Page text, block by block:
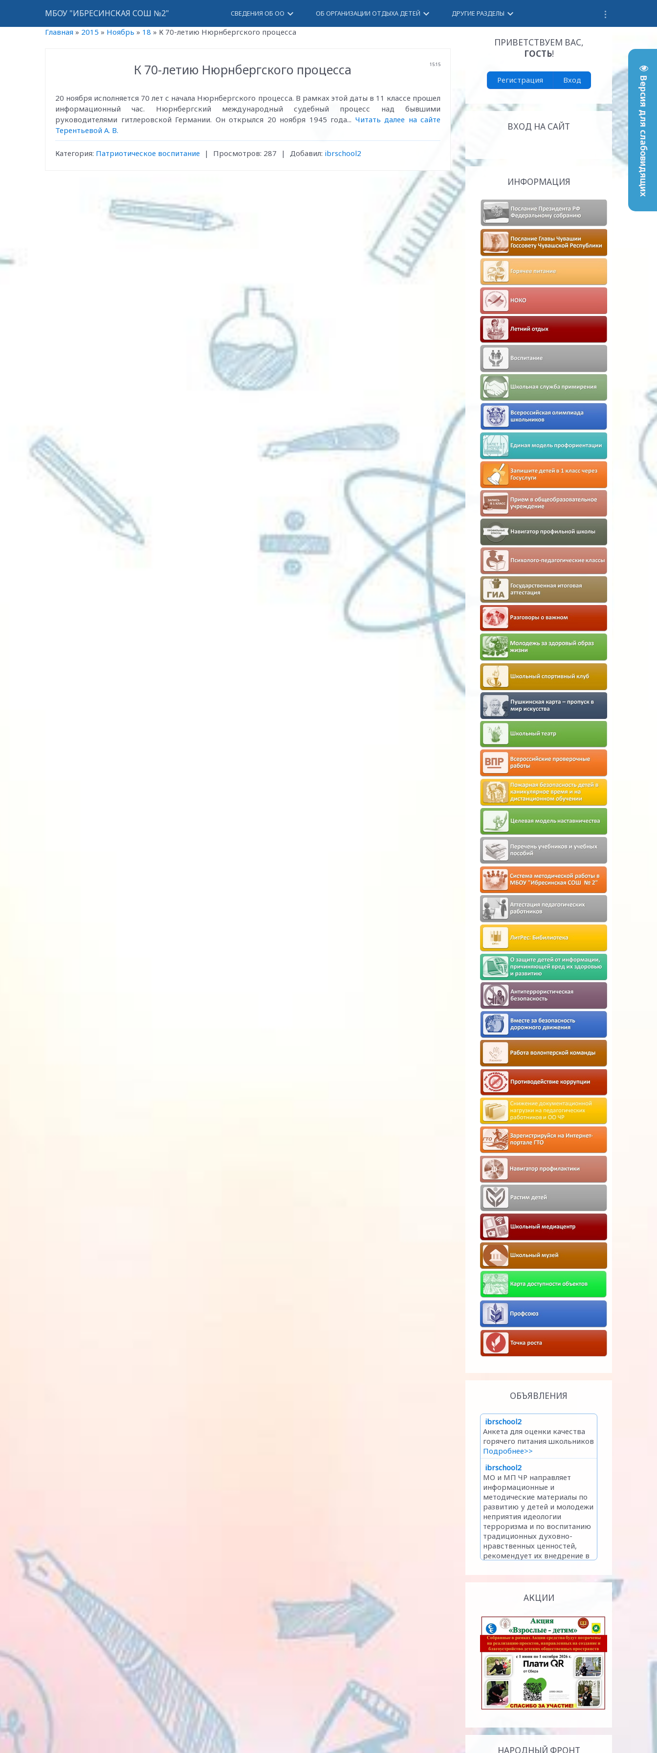
Версия для слабовидящих
МБОУ "ИБРЕСИНСКАЯ СОШ №2" СВЕДЕНИЯ ОБ ОО keyboard_arrow_down ОБ ОРГАНИЗАЦИИ ОТДЫХА ДЕТЕЙ keyboard_arrow_down ДРУГИЕ РАЗДЕЛЫ keyboard_arrow_down
Главная » 2015 » Ноябрь » 18 » К 70-летию Нюрнбергского процесса
15:15
К 70-летию Нюрнбергского процесса
20 ноября исполняется 70 лет с начала Нюрнбергского процесса. В рамках этой даты в 11 классе прошел
информационный час. Нюрнбергский международный судебный процесс над бывшими
руководителями гитлеровской Германии. Он открылся 20 ноября 1945 года... Читать далее на сайте
Терентьевой А. В.
Категория: Патриотическое воспитание | Просмотров: 287 | Добавил: ibrschool2
ПРИВЕТСТВУЕМ ВАС,
ГОСТЬ!
Регистрация Вход
ВХОД НА САЙТ
ИНФОРМАЦИЯ
ОБЪЯВЛЕНИЯ
АКЦИИ
НАРОДНЫЙ ФРОНТ